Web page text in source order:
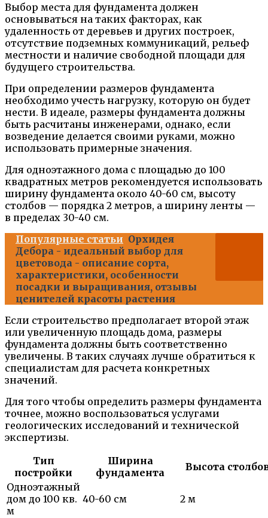
Выбор места для фундамента должен
основываться на таких факторах, как
удаленность от деревьев и других построек,
отсутствие подземных коммуникаций, рельеф
местности и наличие свободной площади для
будущего строительства.
При определении размеров фундамента
необходимо учесть нагрузку, которую он будет
нести. В идеале, размеры фундамента должны
быть расчитаны инженерами, однако, если
возведение делается своими руками, можно
использовать примерные значения.
Для одноэтажного дома с площадью до 100
квадратных метров рекомендуется использовать
ширину фундамента около 40-60 см, высоту
столбов — порядка 2 метров, а ширину ленты —
в пределах 30-40 см.
Популярные статьи Орхидея
Дебора - идеальный выбор для
цветовода - описание сорта,
характеристики, особенности
посадки и выращивания, отзывы
ценителей красоты растения
Если строительство предполагает второй этаж
или увеличенную площадь дома, размеры
фундамента должны быть соответственно
увеличены. В таких случаях лучше обратиться к
специалистам для расчета конкретных
значений.
Для того чтобы определить размеры фундамента
точнее, можно воспользоваться услугами
геологических исследований и технической
экспертизы.
Тип
постройки
Ширина
фундамента
Высота
Одноэтажный
дом до 100 кв.
м
40-60 см 2 м